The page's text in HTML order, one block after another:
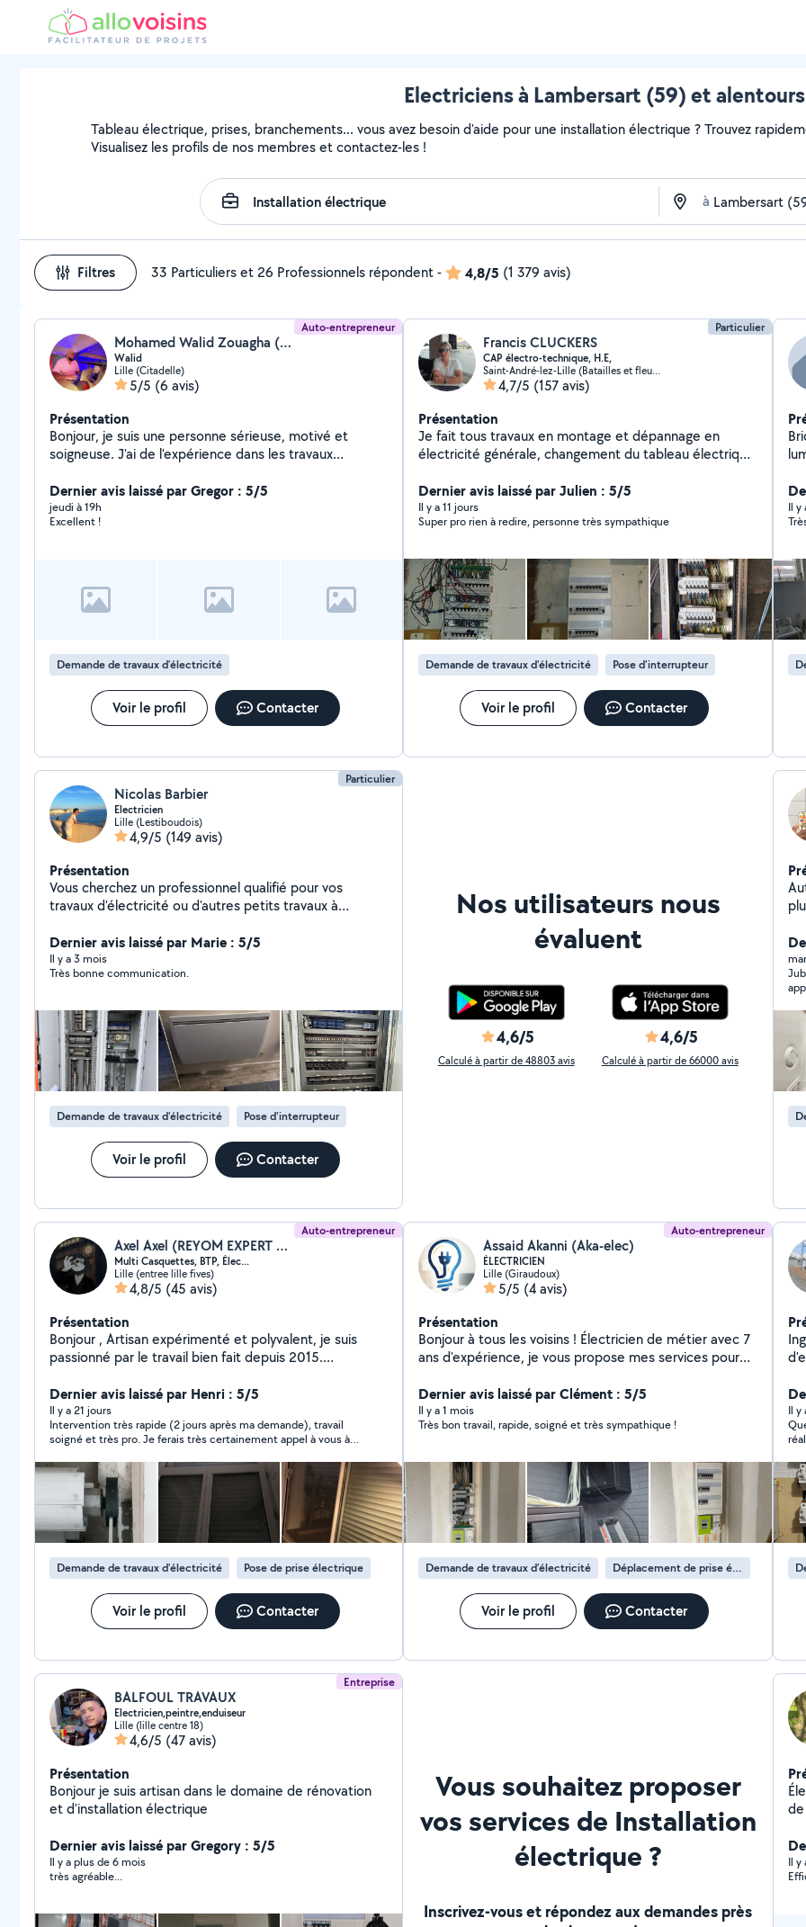
Electriciens à Lambersart (59) et alentours
Tableau électrique, prises, branchements... vous avez besoin d'aide pour une installation électrique ? Trouvez
Visualisez les profils de nos membres et contactez-les !
à
Filtres 33 Particuliers et 26 Professionnels répondent- 4,8/5 (1 379 avis)
Auto-entrepreneur
Mohamed Walid Zouagha (Rdh)
Walid
Lille (Citadelle)
5/5 (6 avis)
Présentation
Bonjour, je suis une personne sérieuse, motivé et
soigneuse. J'ai de l'expérience dans les travaux
de la fibre optique. Je propose mes services pour
différents types de travaux : installation, bricolage,
petits dépannages, montage, réparations, pose et aide
nécessaire pour réaliser les travaux dans de bonnes
conditions. Je travaille proprement, je respecte les
qualité. Disponible rapidement, n'hésitez pas à me
contacter pour discuter de vos besoins.
Dernier avis laissé par Gregor : 5/5
jeudi à 19h
Excellent !
Demande de travaux d’électricité
Voir le profil Contacter
Particulier
Francis CLUCKERS
CAP électro-technique, H.E,
Saint-André-lez-Lille (Batailles et fleurs)
4,7/5 (157 avis)
Présentation
Je fait tous travaux en montage et dépannage en
électricité générale, changement du tableau électrique
d'état,particulier en bâtiment et commerce, travaux
fait dans les norme NF C15000, 30ans expérience et
diplômé, travail soigné et méthodique.
Dernier avis laissé par Julien : 5/5
Il y a 11 jours
Super pro rien à redire, personne très sympathique
Demande de travaux d’électricité Pose d'interrupteur
Voir le profil Contacter
Il y
Particulier
Nicolas Barbier
Electricien
Lille (Lestiboudois)
4,9/5 (149 avis)
Présentation
Vous cherchez un professionnel qualifié pour vos
travaux d'électricité ou d'autres petits travaux à
Électricité : Installation, réparation, mise aux normes,
dépannage d'installations électriques. - Montage de
meubles : Meubles IKEA, Leroy Merlin, ou tout autre
rapidement et correctement. - Pose de tringles et
rideaux - Fixation de télévisions et objets lourds - Pose
de sols : Parquet, je réalise la pose de revêtements de
sol avec soin et professionnalisme. Pourquoi me choisir
? - Expertise et polyvalence : Une large gamme de
services, pour répondre à tous vos besoins Devis
gratuits
Dernier avis laissé par Marie : 5/5
Il y a 3 mois
Très bonne communication.
Demande de travaux d’électricité Pose d'interrupteur
Voir le profil Contacter
Nos utilisateurs nous
évaluent
4,6/5
Calculé à partir de 48803 avis
4,6/5
Calculé à partir de 66000 avis
à
Auto-entrepreneur
Axel Axel (REYOM EXPERT SERVICES)
Multi Casquettes, BTP, Élec...
Lille (entree lille fives)
4,8/5 (45 avis)
Présentation
Bonjour , Artisan expérimenté et polyvalent, je suis
passionné par le travail bien fait depuis 2015.
et de travaux à domicile. **Domaines d'intervention :**
/*Volets roulants, portes de garage, rideaux métalliques
: dépannage, motorisation, modernisation,
remplacement à neuf, diagnostic gratuit sur place.
**Travaux & rénovations :** Électricité, plomberie ;
placoplâtre, enduit, peinture, carrelage, faïence ;
parquet, papier peint, finitions diverses ;
conception/fabrication sur mesure de meubles et
aménagements intérieurs. **Autres services :**
Réparation informatique, électrique, électronique,
électroménager ; travaux de jardinage et extérieur ;
aide au déménagement et petits travaux divers.
**Comment ça se passe ?** Déplacement et
diagnostic gratuits. Présentation d'un devis clair et
pièces nécessaires. Travail soigné à prix raisonnable,
Dernier avis laissé par Henri : 5/5
Il y a 21 jours
Intervention très rapide (2 jours après ma demande), travail
soigné et très pro. Je ferais très certainement appel à vous à
demandeurs de services : n'hésitez pas, vous pouvez y aller les
yeux fermés. H.
Demande de travaux d’électricité Pose de prise électrique
Voir le profil Contacter
Auto-entrepreneur
Assaid Akanni (Aka-elec)
ÉLECTRICIEN
Lille (Giraudoux)
5/5 (4 avis)
Présentation
Bonjour à tous les voisins ! Électricien de métier avec 7
ans d'expérience, je vous propose mes services pour
à la rénovation de votre installation. (Pour info: je suis
nouveau sur Allovoisin)
Dernier avis laissé par Clément : 5/5
Il y a 1 mois
Très bon travail, rapide, soigné et très sympathique !
Demande de travaux d’électricité Déplacement de prise électrique
Voir le profil Contacter
électriques
!
Il y
de
les
et
Entreprise
BALFOUL TRAVAUX
Electricien,peintre,enduiseur
Lille (lille centre 18)
4,6/5 (47 avis)
Présentation
Bonjour je suis artisan dans le domaine de rénovation
et d'installation électrique
Dernier avis laissé par Gregory : 5/5
Il y a plus de 6 mois
très agréable...
Vous souhaitez proposer
vos services de Installation
électrique ?
Inscrivez-vous et répondez aux demandes près
Il y